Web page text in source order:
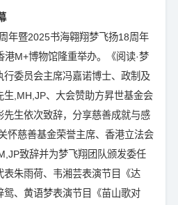
年暨2025书海翱翔梦飞扬18周年
港M+博物馆隆重举办。《阅读·梦
委员会主席冯嘉诺博士、政制及
生,MH,JP、大会赞助方昇世基金会
先生依次致辞，分享慈善成就与感
怀慈善基金荣誉主席、香港立法会
致辞并为梦飞翔团队颁发委任
朱雨荷、韦湘芸表演节目《达
、黄语梦表演节目《苗山歌对